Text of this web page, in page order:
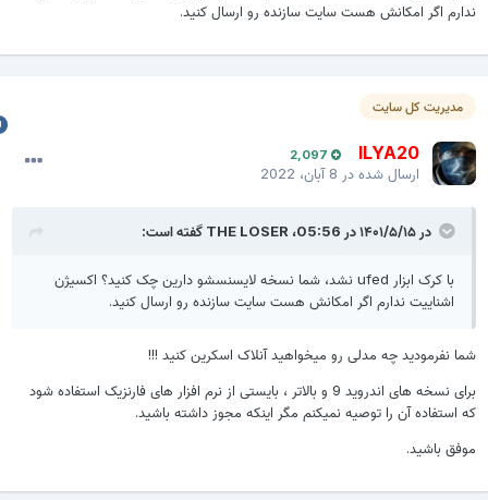
اگر امکانش هست سایت سازنده رو ارسال کنید.
مدیریت کل سایت
ILYA20
ارسال شده در8 آبان، 2022
در ۱۴۰۱/۵/۱۵ در 05:56، THE LOSERگفته است:
با کرک ابزار ufed نشد، شما نسخه لایسنسشو دارین چک کنید؟ اکسیژن
اشناییت ندارم اگر امکانش هست سایت سازنده رو ارسال کنید.
نفرمودید چه مدلی رو میخواهید آنلاک اسکرین کنید !!!
برای نسخه های اندروید 9 و بالاتر ، بایستی از نرم افزار های فارنزیک استفاده شود
استفاده آن را توصیه نمیکنم مگر اینکه مجوز داشته باشید.
باشید.